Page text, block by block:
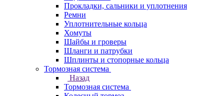
Прокладки, сальники и уплотнения
Ремни
Уплотнительные кольца
Хомуты
Шайбы и гроверы
Шланги и патрубки
Шплинты и стопорные кольца
Тормозная система
Назад
Тормозная система